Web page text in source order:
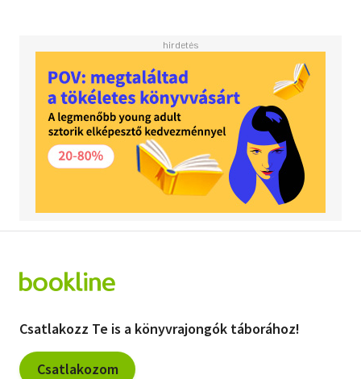
Csatlakozz Te is a könyvrajongók táborához!
Csatlakozom